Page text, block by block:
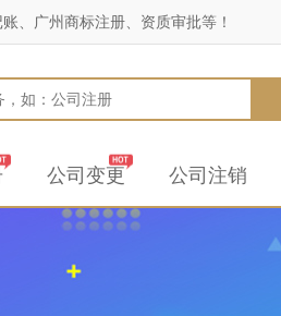
、广州商标注册、资质审批等！
公司变更 公司注销